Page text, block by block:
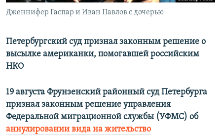
Все сайты РСЕ/РС
Дженнифер Гаспар и Иван Павлов с дочерью
Петербургский суд признал законным решение о
высылке американки, помогавшей российским
НКО
19 августа Фрунзенский районный суд Петербурга
признал законным решение управления
Федеральной миграционной службы (УФМС) об
аннулировании вида на жительство